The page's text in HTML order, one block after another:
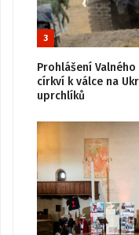
3
Prohlášení
církví k válce na
uprchlíků